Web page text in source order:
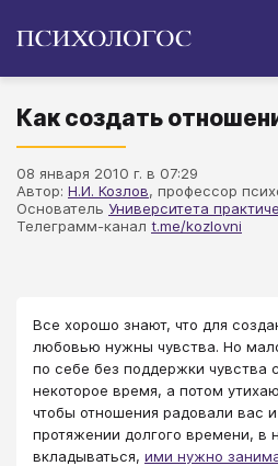
Как создать
08 января 2010 г. в 07:29
Автор: Н.И. Козлов, профессор
Основатель Университета
Телеграмм-канал t.me/kozlovni
Все хорошо знают, что для
любовью нужны чувства. Но
по себе без поддержки чувства
некоторое время, а потом
чтобы отношения радовали вас
протяжении долгого времени, в
вкладываться, ими нужно